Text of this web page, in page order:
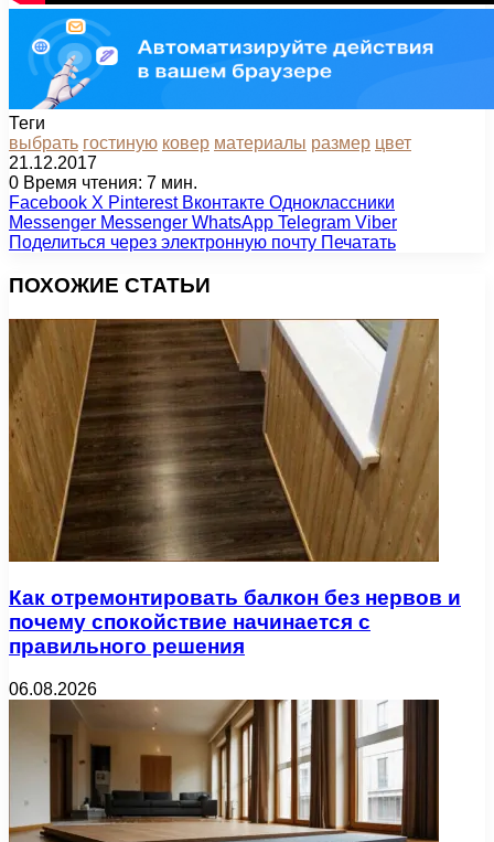
Теги
выбрать гостиную ковер материалы размер цвет
21.12.2017
0 Время чтения: 7 мин.
Facebook X Pinterest Вконтакте Одноклассники
Messenger Messenger WhatsApp Telegram Viber
Поделиться через электронную почту Печатать
ПОХОЖИЕ СТАТЬИ
Как отремонтировать балкон без нервов и
почему спокойствие начинается с
правильного решения
06.08.2026